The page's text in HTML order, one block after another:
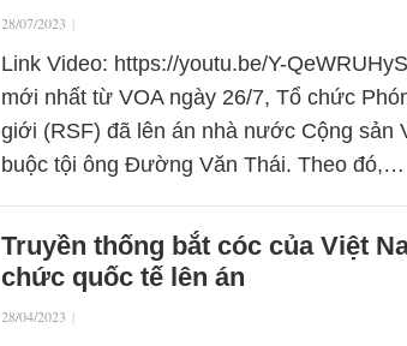
28/07/2023 |
Link Video: https://youtu.be/Y-
mới nhất từ VOA ngày 26/7, Tổ chức
giới (RSF) đã lên án nhà nước Cộng sản
buộc tội ông Đường Văn Thái. Theo đó,…
Truyền thống bắt cóc của Việt
chức quốc tế lên án
28/04/2023 |